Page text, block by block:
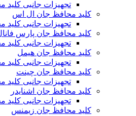
تجهیزات جانبی کلید
کلید محافظ جان ال اس
تجهیزات جانبی
کلید محافظ جان پارس
تجهیزات جانبی
کلید محافظ جان هیمل
تجهیزات جانبی
کلید محافظ جان چینت
تجهیزات جانبی
کلید محافظ جان اشنایدر
تجهیزات جانبی کلید
کلید محافظ جان زیمنس